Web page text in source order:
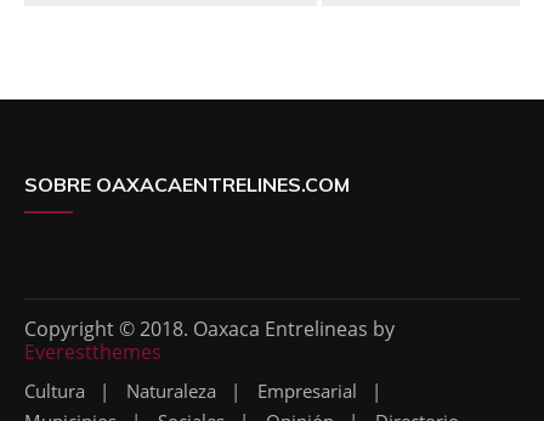
SOBRE OAXACAENTRELINES.COM
Copyright © 2018. Oaxaca Entrelineas by
Everestthemes
Cultura Naturaleza
Empresarial